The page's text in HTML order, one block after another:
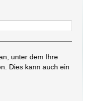
unter dem Ihre
Dies kann auch ein